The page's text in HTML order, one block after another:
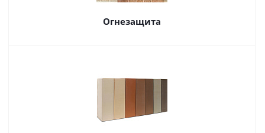
Огнезащита